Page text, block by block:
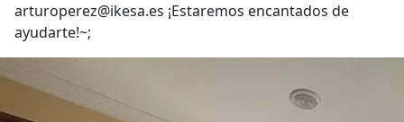
arturoperez@ikesa.es ¡Estaremos encantados de
ayudarte!~;